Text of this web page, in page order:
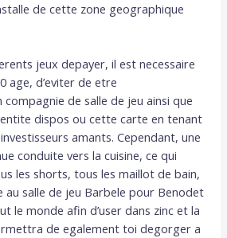
de cette zone geographique
jeux depayer, il est necessaire
age, d’eviter de etre
de salle de jeu ainsi que
dispos ou cette carte en tenant
amants. Cependant, une
conduite vers la cuisine, ce qui
les shorts, tous les maillot de bain,
au salle de jeu Barbele pour Benodet
le monde afin d’user dans zinc et la
de egalement toi degorger a